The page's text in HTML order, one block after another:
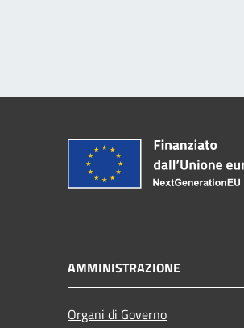
AMMINISTRAZIONE
Organi di Governo